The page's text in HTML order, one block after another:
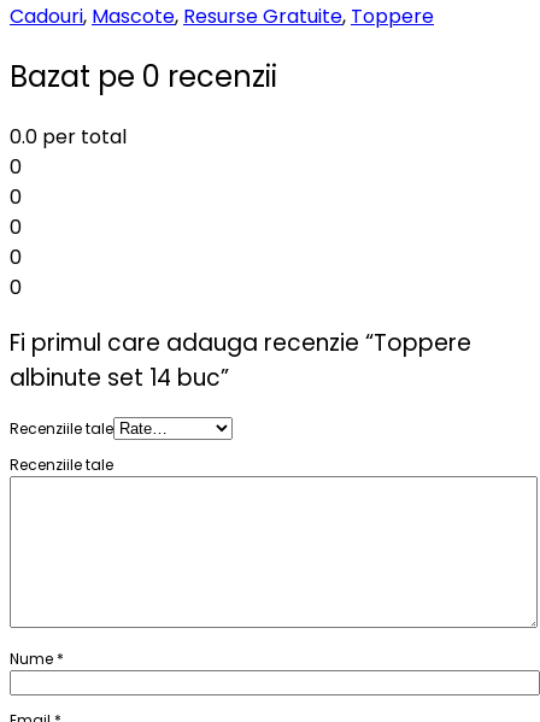
Cadouri, Mascote, Resurse Gratuite, Toppere
Bazat pe 0 recenzii
0.0 per total
0
0
0
0
0
Fi primul care adauga recenzie “Toppere
albinute set 14 buc”
Recenziile tale
Recenziile tale
Nume *